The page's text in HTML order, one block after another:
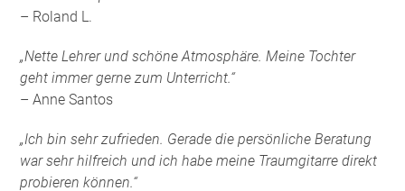
– Roland L.
„Nette Lehrer und schöne Atmosphäre. Meine Tochter
geht immer gerne zum Unterricht.“
– Anne Santos
„Ich bin sehr zufrieden. Gerade die persönliche Beratung
war sehr hilfreich und ich habe meine Traumgitarre direkt
probieren können.“